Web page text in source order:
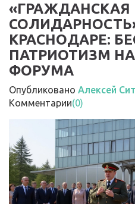
«ГРАЖДАНСКАЯ
КРАСНОДАРЕ:
ПАТРИОТИЗМ
ФОРУМА
Опубликовано Алексей
Комментарии(0)